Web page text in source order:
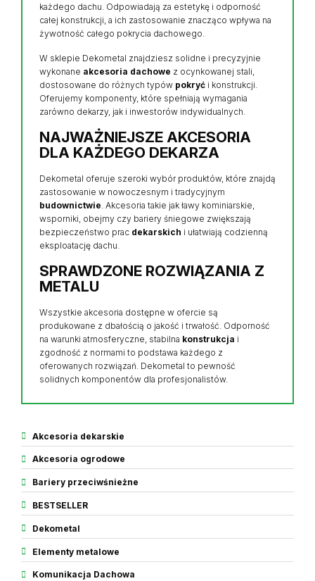
Akcesoria dekarskie
Akcesoria ogrodowe
Bariery przeciwśnieżne
BESTSELLER
Dekometal
Elementy metalowe
Komunikacja Dachowa
każdego dachu. Odpowiadają za estetykę i odporność
całej konstrukcji, a ich zastosowanie znacząco wpływa na
żywotność całego pokrycia dachowego.
W sklepie Dekometal znajdziesz solidne i precyzyjnie
wykonane akcesoria dachowe z ocynkowanej stali,
dostosowane do różnych typów pokryć i konstrukcji.
Oferujemy komponenty, które spełniają wymagania
zarówno dekarzy, jak i inwestorów indywidualnych.
NAJWAŻNIEJSZE AKCESORIA
DLA KAŻDEGO DEKARZA
Dekometal oferuje szeroki wybór produktów, które znajdą
zastosowanie w nowoczesnym i tradycyjnym
budownictwie . Akcesoria takie jak ławy kominiarskie,
wsporniki, obejmy czy bariery śniegowe zwiększają
bezpieczeństwo prac dekarskich i ułatwiają codzienną
eksploatację dachu.
SPRAWDZONE ROZWIĄZANIA Z
METALU
Wszystkie akcesoria dostępne w ofercie są
produkowane z dbałością o jakość i trwałość. Odporność
na warunki atmosferyczne, stabilna konstrukcja i
zgodność z normami to podstawa każdego z
oferowanych rozwiązań. Dekometal to pewność
solidnych komponentów dla profesjonalistów.